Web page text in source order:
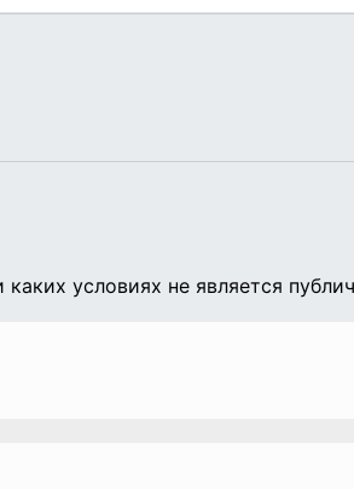
условиях не является